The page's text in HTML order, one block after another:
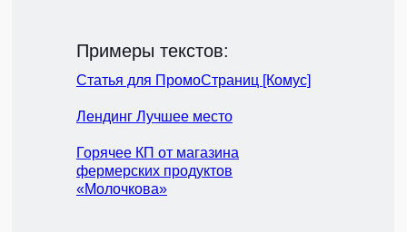
Примеры текстов:
Статья для ПромоСтраниц [Комус]
Лендинг Лучшее место
Горячее КП от магазина
фермерских продуктов
«Молочкова»